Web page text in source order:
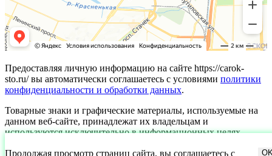
Предоставляя личную информацию на сайте https://carok-
sto.ru/ вы автоматически соглашаетесь с условиями политики
конфиденциальности и обработки данных.
Товарные знаки и графические материалы, используемые на
данном веб-сайте, принадлежат их владельцам и
используются исключительно в информационных целях.
Продолжая просмотр страниц сайта, вы соглашаетесь с